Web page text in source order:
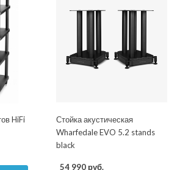
HiFi
Стойка акустическая
Wharfedale EVO 5.2 stands
black
54 990 руб.